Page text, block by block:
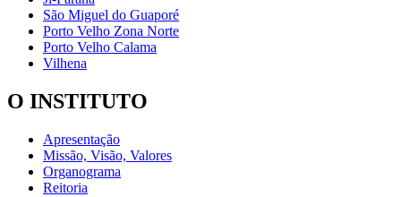
São Miguel do Guaporé
Porto Velho Zona Norte
Porto Velho Calama
Vilhena
O INSTITUTO
Apresentação
Missão, Visão, Valores
Organograma
Reitoria